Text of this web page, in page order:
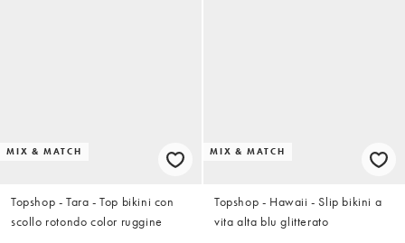
MIX & MATCH
Topshop - Tara - Top bikini con
scollo rotondo color ruggine
MIX & MATCH
Topshop - Hawaii - Slip bikini a
vita alta blu glitterato